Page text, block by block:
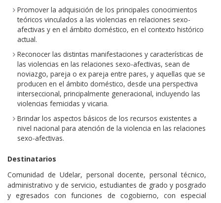
Promover la adquisición de los principales conocimientos
teóricos vinculados a las violencias en relaciones sexo-
afectivas y en el ámbito doméstico, en el contexto histórico
actual.
Reconocer las distintas manifestaciones y características de
las violencias en las relaciones sexo-afectivas, sean de
noviazgo, pareja o ex pareja entre pares, y aquellas que se
producen en el ámbito doméstico, desde una perspectiva
interseccional, principalmente generacional, incluyendo las
violencias femicidas y vicaria.
Brindar los aspectos básicos de los recursos existentes a
nivel nacional para atención de la violencia en las relaciones
sexo-afectivas.
Destinatarios
Comunidad de Udelar, personal docente, personal técnico,
administrativo y de servicio, estudiantes de grado y posgrado
y egresados con funciones de cogobierno, con especial